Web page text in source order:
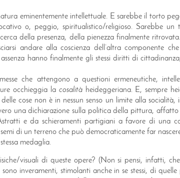
eminentemente intellettuale. E sarebbe il torto
o, peggio, spiritualistico/religioso. Sarebbe
della presenza, della pienezza finalmente
andare alla coscienza dell’altra componente
hanno finalmente gli stessi diritti di
che attengono a questioni ermeneutiche,
occhieggia la cosalitàheideggeriana. E, sempre
cose non è in nessun senso un limite alla
una dichiarazione sulla politica della pittura,
e da schieramenti partigiani a favore di una
di un terreno che può democraticamente far
medaglia.
visuali di queste opere? (Non si pensi, infatti,
inveramenti, stimolanti anche in se stessi, di